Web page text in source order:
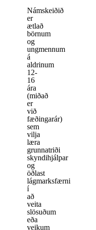
Námskeiðið
er
ætlað
börnum
og
ungmennum
á
aldrinum
12-
16
ára
(miðað
er
við
fæðingarár)
sem
vilja
læra
grunnatriði
skyndihjálpar
og
öðlast
lágmarksfærni
í
að
veita
slösuðum
eða
veikum